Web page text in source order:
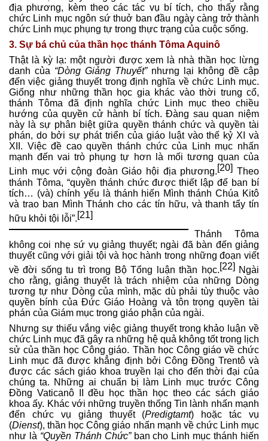
địa phương, kèm theo các tác vụ bí tích, cho thấy rằng
chức Linh mục ngôn sứ thuở ban đầu ngày càng trở thành
chức Linh mục phụng tự trong thực trạng của cuộc sống.
3. Sự bá chủ của thần học thánh Tôma Aquinô
Thật là kỳ lạ: một người được xem là nhà thần học lừng
danh của “Dòng Giảng Thuyết”nhưng lại không đề cập
đến việc giảng thuyết trong định nghĩa về chức Linh mục.
Giống như những thần học gia khác vào thời trung cổ,
thánh Tôma đã định nghĩa chức Linh mục theo chiều
hướng của quyền cử hành bí tích. Đàng sau quan niệm
này là sự phân biệt giữa quyền thánh chức và quyền tài
phán, do bởi sự phát triển của giáo luật vào thế kỷ XI và
XII. Việc đề cao quyền thánh chức của Linh mục nhấn
mạnh đến vai trò phụng tự hơn là mối tương quan của
Linh mục với cộng đoàn Giáo hội địa phương.[20] Theo
thánh Tôma, “quyền thánh chức được thiết lập để ban bí
tích… (và) chính yếu là thánh hiến Mình thánh Chúa Kitô
và trao ban Mình Thánh cho các tín hữu, và thanh tẩy tín
hữu khỏi tội lỗi”.[21]
Thánh Tôma
không coi nhẹ sứ vụ giảng thuyết; ngài đã bàn đến giảng
thuyết cũng với giải tội và học hành trong những đoạn viết
về đời sống tu trì trong Bộ Tổng luận thần học.[22]Ngài
cho rằng, giảng thuyết là trách nhiệm của những Dòng
tương tự như Dòng của mình, mặc dù phải tùy thuộc vào
quyền bính của Đức Giáo Hoàng và tôn trọng quyền tài
phán của Giám mục trong giáo phận của ngài.
Nhưng sự thiếu vắng việc giảng thuyết trong khảo luận về
chức Linh mục đã gây ra những hệ quả không tốt trong lịch
sử của thần học Công giáo. Thần học Công giáo về chức
Linh mục đã được khẳng định bởi Công Đồng Trentô và
được các sách giáo khoa truyền lại cho đến thời đại của
chúng ta. Những ai chuẩn bị làm Linh mục trước Công
Đồng Vaticanô II đều học thần học theo các sách giáo
khoa ấy. Khác với những truyền thống Tin lành nhấn mạnh
đến chức vụ giảng thuyết (Predigtamt) hoặc tác vụ
(Dienst), thần học Công giáo nhấn mạnh về chức Linh mục
như là “Quyền Thánh Chức”ban cho Linh mục thánh hiến